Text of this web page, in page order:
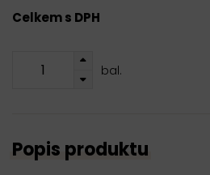
Celkem s DPH
bal.
Popis produktu